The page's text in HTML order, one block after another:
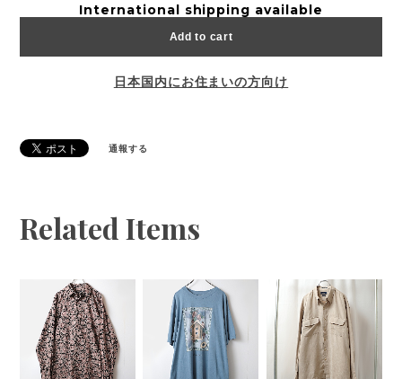
International shipping available
Add to cart
日本国内にお住まいの方向け
通報する
Related Items